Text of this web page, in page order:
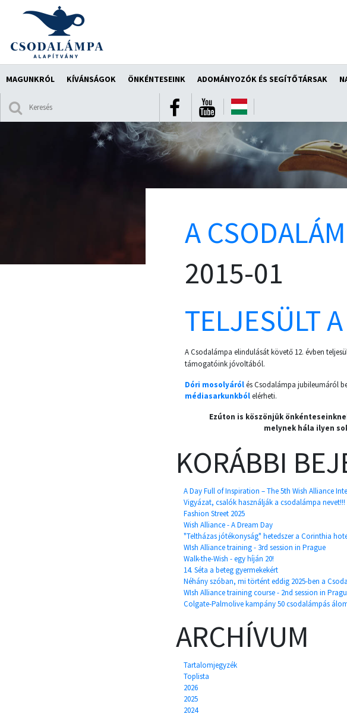
MAGUNKRÓL KÍVÁNSÁGOK ÖNKÉNTESEINK ADOMÁNYOZÓK ÉS SEGÍTŐTÁRSAK
A
2015-01
TELJESÜLT
A Csodalámpa elindulását követő 12. évben
támogatóink jóvoltából.
Dóri mosolyárólés Csodalámpa jubileumáról
médiasarkunkbólelérheti.
Ezúton is köszönjük
melynek hála ilyen
KORÁBBI
A Day Full of Inspiration – The 5th Wish Alliance
Vigyázat, csalók használják a csodalámpa nevet!!!
Fashion Street 2025
Wish Alliance - A Dream Day
"Teltházas jótékonyság" hetedszer a Corinthia
WIsh Alliance training - 3rd session in Prague
Walk-the-Wish - egy híján 20!
14. Séta a beteg gyermekekért
Néhány szóban, mi történt eddig 2025-ben a
WIsh Alliance training course - 2nd session in
Colgate-Palmolive kampány 50 csodalámpás
ARCHÍVUM
Tartalomjegyzék
Toplista
2026
2025
2024